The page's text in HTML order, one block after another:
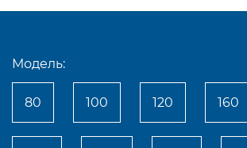
Модель:
80 100 120 160